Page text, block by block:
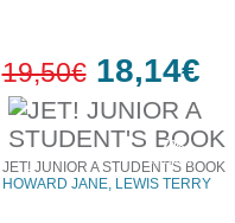
7%
έκπτωση
19,50€ 18,14€
JET! JUNIOR A STUDENT'S BOOK
HOWARD JANE, LEWIS TERRY